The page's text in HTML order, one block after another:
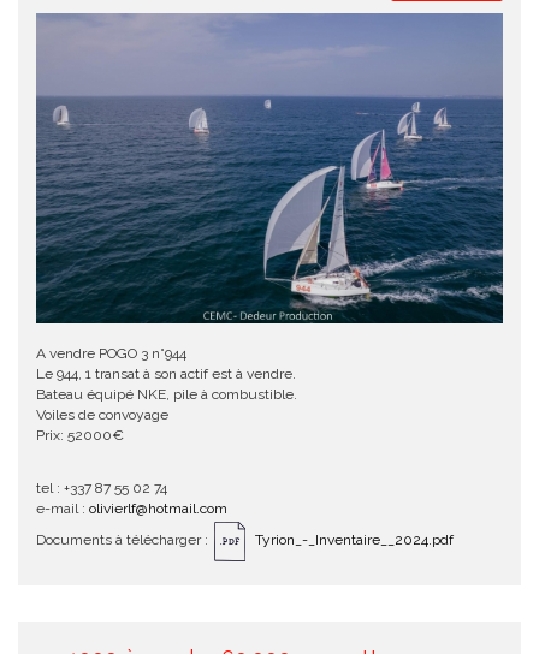
A vendre POGO 3 n°944
Le 944, 1 transat à son actif est à vendre.
Bateau équipé NKE, pile à combustible.
Voiles de convoyage
Prix: 52000€
tel : +337 87 55 02 74
e-mail : olivierlf@hotmail.com
Documents à télécharger :
Tyrion_-_Inventaire__2024.pdf